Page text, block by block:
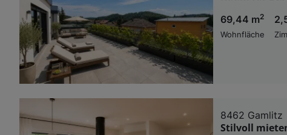
69,44 m2
Wohnfläche
8462 Gamlitz
Stilvoll